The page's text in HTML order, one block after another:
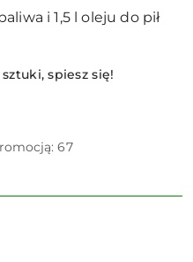
i 1,5 l oleju do pił
spiesz się!
67